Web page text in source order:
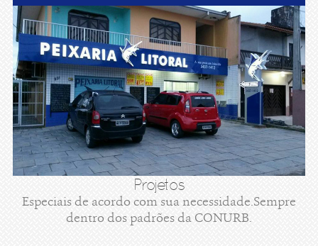
Projetos
Especiais de acordo com sua necessidade.Sempre
dentro dos padrões da CONURB.